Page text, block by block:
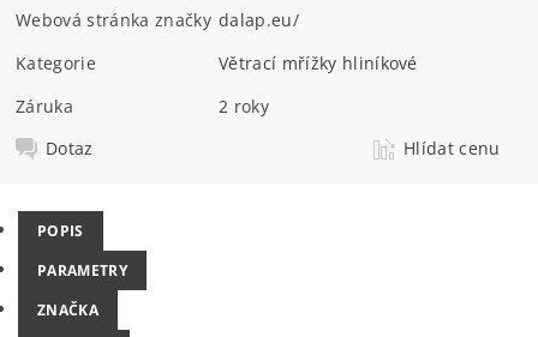
Webová stránka značky dalap.eu/
Kategorie
Větrací mřížky hliníkové
Záruka
2 roky
Dotaz
Hlídat cenu
POPIS
PARAMETRY
ZNAČKA